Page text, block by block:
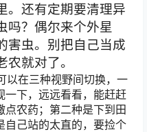
。还有定期要清理异
吗？偶尔来个外星
害虫。别把自己当成
就对了。
以在三种视野间切换，一
一下，远远看看，能赶赶
农药；第二种是下到田
自己站的太直的，要捡个